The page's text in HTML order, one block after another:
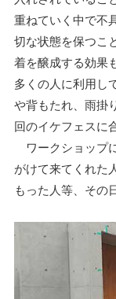
重ねていく中で不
切な状態を保つこ
着を醸成する効果
多くの人に利用し
や背もたれ、雨掛
回のイケフェスに
ワークショップ
がけて来てくれた
もった人等、その